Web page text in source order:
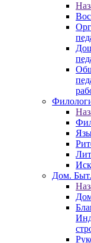
Дом.